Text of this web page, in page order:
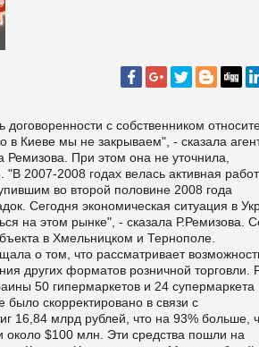
с собственником
в Киеве мы не закрываем", - сказала
При этом она не уточнила,
2007-2008 годах велась активная
во второй половине 2008 года
Сегодня экономическая ситуация в
на этом рынке", - сказала Р.Ремизова.
в Хмельницком и Тернополе.
о том, что рассматривает
других форматов розничной торговли.
50 гипермаркетов и 24 супермаркета
скорректировано в связи с
16,84 млрд рублей, что на 93% больше,
около $100 млн. Эти средства пошли на